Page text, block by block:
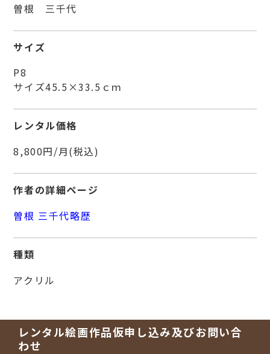
曽根 三千代
サイズ
P8
サイズ45.5×33.5ｃｍ
レンタル価格
8,800円/月(税込)
作者の詳細ページ
曽根 三千代略歴
種類
アクリル
レンタル絵画作品仮申し込み及びお問い合
わせ